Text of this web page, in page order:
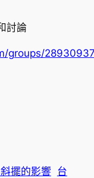
討論
groups/
擺的影響 台